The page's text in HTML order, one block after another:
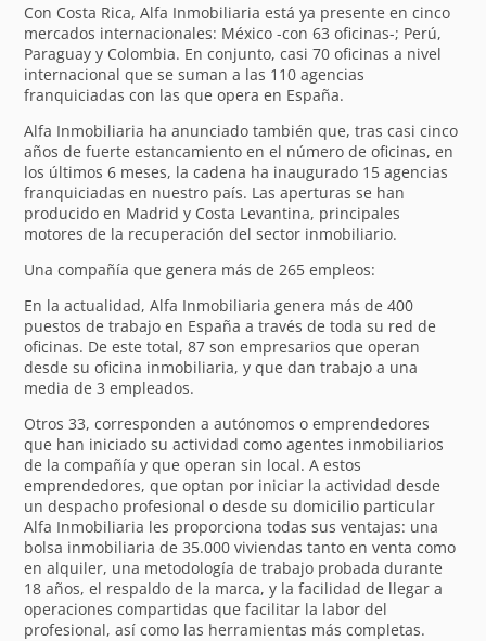
Con Costa Rica, Alfa Inmobiliaria está ya presente en cinco
mercados internacionales: México -con 63 oficinas-; Perú,
Paraguay y Colombia. En conjunto, casi 70 oficinas a nivel
internacional que se suman a las 110 agencias
franquiciadas con las que opera en España.
Alfa Inmobiliaria ha anunciado también que, tras casi cinco
años de fuerte estancamiento en el número de oficinas, en
los últimos 6 meses, la cadena ha inaugurado 15 agencias
franquiciadas en nuestro país. Las aperturas se han
producido en Madrid y Costa Levantina, principales
motores de la recuperación del sector inmobiliario.
Una compañía que genera más de 265 empleos:
En la actualidad, Alfa Inmobiliaria genera más de 400
puestos de trabajo en España a través de toda su red de
oficinas. De este total, 87 son empresarios que operan
desde su oficina inmobiliaria, y que dan trabajo a una
media de 3 empleados.
Otros 33, corresponden a autónomos o emprendedores
que han iniciado su actividad como agentes inmobiliarios
de la compañía y que operan sin local. A estos
emprendedores, que optan por iniciar la actividad desde
un despacho profesional o desde su domicilio particular
Alfa Inmobiliaria les proporciona todas sus ventajas: una
bolsa inmobiliaria de 35.000 viviendas tanto en venta como
en alquiler, una metodología de trabajo probada durante
18 años, el respaldo de la marca, y la facilidad de llegar a
operaciones compartidas que facilitar la labor del
profesional, así como las herramientas más completas.